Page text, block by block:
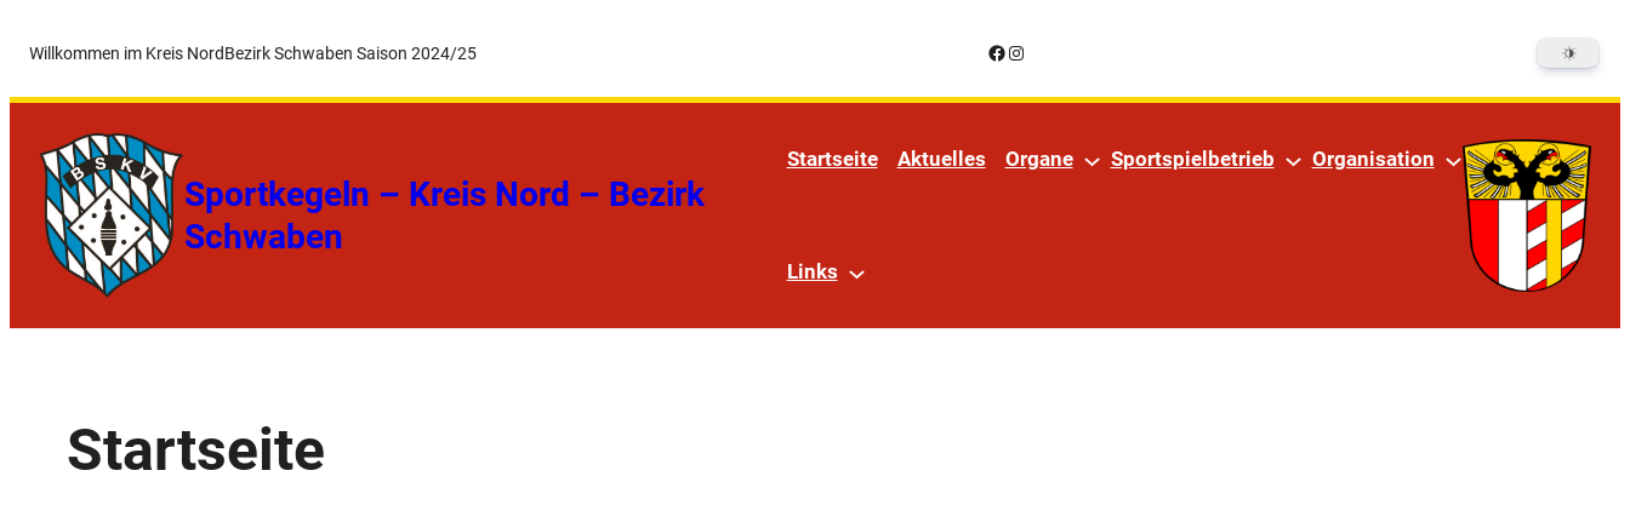
Inhalt
springen
Willkommen im Kreis NordBezirk Schwaben Saison 2024/25 Facebook
Instagram
Sportkegeln – Kreis Nord – Bezirk
Schwaben
Startseite Aktuelles Organe Sportspielbetrieb Organisation
Links
Startseite